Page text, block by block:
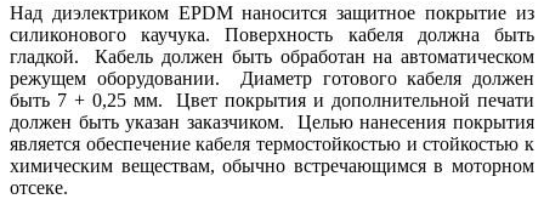
Над диэлектриком EPDM наносится защитное покрытие из
силиконового каучука. Поверхность кабеля должна быть
гладкой. Кабель должен быть обработан на автоматическом
режущем оборудовании. Диаметр готового кабеля должен
быть 7 + 0,25 мм. Цвет покрытия и дополнительной печати
должен быть указан заказчиком. Целью нанесения покрытия
является обеспечение кабеля термостойкостью и стойкостью к
химическим веществам, обычно встречающимся в моторном
отсеке.